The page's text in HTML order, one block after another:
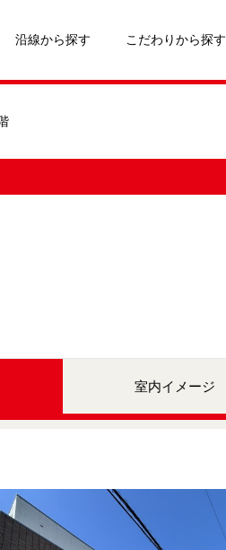
沿線から探す こだわりから探す
室内イメージ